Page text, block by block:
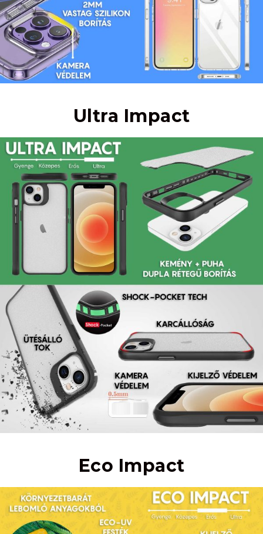
Ultra Impact
Eco Impact